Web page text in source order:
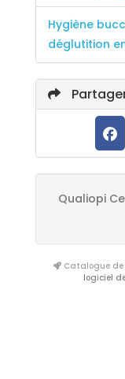
Hygiène
déglutition en
Qualiopi
Catalogue de
logiciel